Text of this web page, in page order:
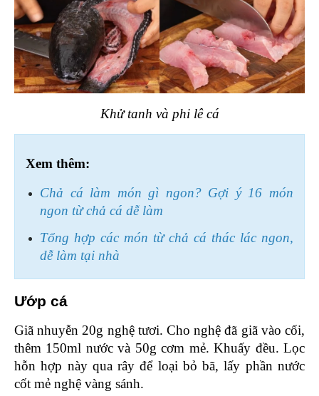
Khử tanh và phi lê cá
Xem thêm:
Chả cá làm món gì ngon? Gợi ý 16 món
ngon từ chả cá dễ làm
Tổng hợp các món từ chả cá thác lác ngon,
dễ làm tại nhà
Ướp cá
Giã nhuyễn 20g nghệ tươi. Cho nghệ đã giã vào cối,
thêm 150ml nước và 50g cơm mẻ. Khuấy đều. Lọc
hỗn hợp này qua rây để loại bỏ bã, lấy phần nước
cốt mẻ nghệ vàng sánh.